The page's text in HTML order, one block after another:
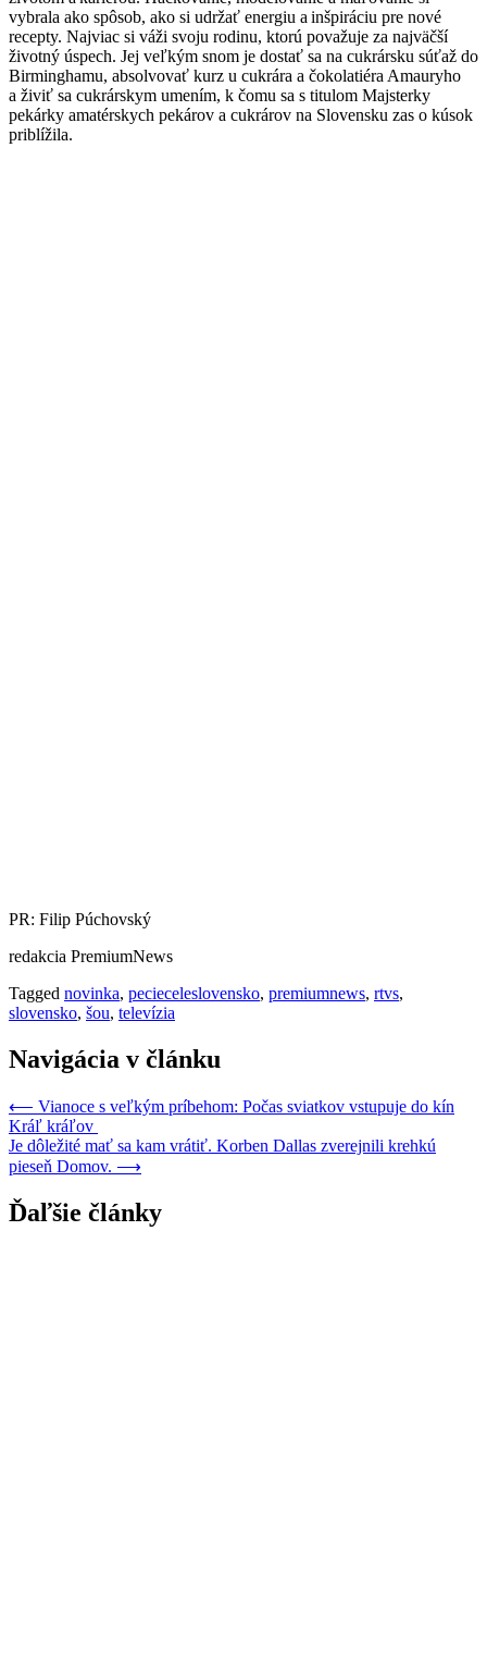
vybrala ako spôsob, ako si udržať energiu a inšpiráciu pre nové
recepty. Najviac si váži svoju rodinu, ktorú považuje za najväčší
životný úspech. Jej veľkým snom je dostať sa na cukrársku súťaž do
Birminghamu, absolvovať kurz u cukrára a čokolatiéra Amauryho
a živiť sa cukrárskym umením, k čomu sa s titulom Majsterky
pekárky amatérskych pekárov a cukrárov na Slovensku zas o kúsok
priblížila.
PR: Filip Púchovský
redakcia PremiumNews
Tagged novinka, pecieceleslovensko, premiumnews, rtvs,
slovensko, šou, televízia
Navigácia v článku
⟵ Vianoce s veľkým príbehom: Počas sviatkov vstupuje do kín
Kráľ kráľov
Je dôležité mať sa kam vrátiť. Korben Dallas zverejnili krehkú
pieseň Domov. ⟶
Ďaľšie články